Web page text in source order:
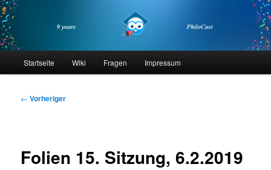
Zum
primären
Inhalt
springenphilocast
Startseite Wiki Fragen Impressum
Beitragsnavigation
← Vorheriger
Folien 15. Sitzung, 6.2.2019